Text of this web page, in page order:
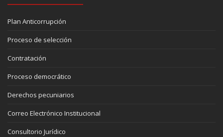
Plan Anticorrupción
Proceso de selección
Contratación
Proceso democrático
Derechos pecuniarios
Correo Electrónico Institucional
Consultorio Jurídico